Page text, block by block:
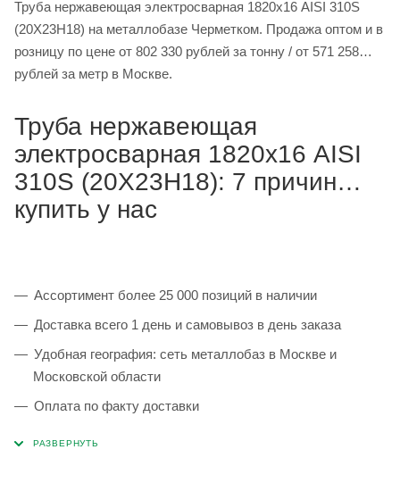
Труба нержавеющая электросварная 1820х16 AISI 310S
(20Х23Н18) на металлобазе Черметком. Продажа оптом и в
розницу по цене от 802 330 рублей за тонну / от 571 258
рублей за метр в Москве.
Труба нержавеющая
электросварная 1820х16 AISI
310S (20Х23Н18): 7 причин
купить у нас
Ассортимент более 25 000 позиций в наличии
Доставка всего 1 день и самовывоз в день заказа
Удобная география: сеть металлобаз в Москве и
Московской области
Оплата по факту доставки